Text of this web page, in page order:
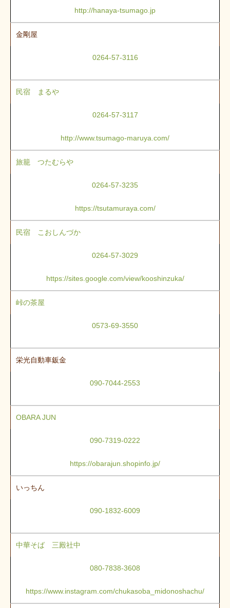
http://hanaya-tsumago.jp
金剛屋
0264-57-3116
民宿 まるや
0264-57-3117
http://www.tsumago-maruya.com/
旅籠 つたむらや
0264-57-3235
https://tsutamuraya.com/
民宿 こおしんづか
0264-57-3029
https://sites.google.com/view/kooshinzuka/
峠の茶屋
0573-69-3550
栄光自動車鈑金
090-7044-2553
OBARA JUN
090-7319-0222
https://obarajun.shopinfo.jp/
いっちん
090-1832-6009
中華そば 三殿社中
080-7838-3608
https://www.instagram.com/chukasoba_midonoshachu/